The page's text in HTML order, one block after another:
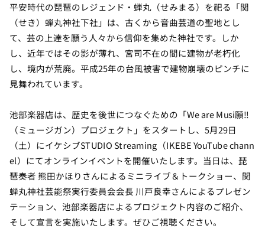
平安時代の琵琶のレジェンド・蝉丸（せみまる）を祀る「関
（せき）蝉丸神社下社」は、古くから音曲芸道の聖地とし
て、芸の上達を願う人々から信仰を集めた神社です。しか
し、近年ではその影が薄れ、宮司不在の間に建物が老朽化
し、境内が荒廃。平成25年の台風被害で建物崩壊のピンチに
見舞われています。
池部楽器店は、歴史を後世につなぐための「We are Musi願!!
（ミュージガン）プロジェクト」をスタートし、5月29日
（土）にイケシブSTUDIO Streaming（IKEBE YouTube chann
el）にてオンラインイベントを開催いたします。当日は、琵
琶奏者 熊田かほりさんによるミニライブ＆トークショー、関
蝉丸神社芸能祭実行委員会会長 川戸良幸さんによるプレゼン
テーション、池部楽器店によるプロジェクト内容のご紹介、
そして宣言を実施いたします。ぜひご視聴ください。